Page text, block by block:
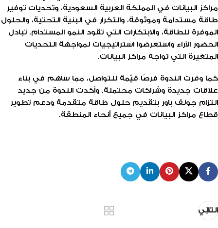
مراكز البيانات في المملكة العربية السعودية، وتحديات توفير
طاقة مستدامة وموثوقة، والتكرار في البنية التحتية، والحلول
الموفرة للطاقة، والابتكارات التي تقود النمو المستدام. تبادل
الحضور الآراء واستعرضوا استراتيجيات لمواجهة التحديات
المتغيرة التي تواجه مراكز البيانات.
كما وفرت الندوة فرصًا قيّمة للتواصل، مما ساهم في بناء
علاقات جديدة وشراكات محتملة. وأكدت الندوة من جديد
التزام جولف باور بتقديم حلول طاقة متقدمة ودعم تطوير
قطاع مراكز البيانات في جميع أنحاء المنطقة.
التالي